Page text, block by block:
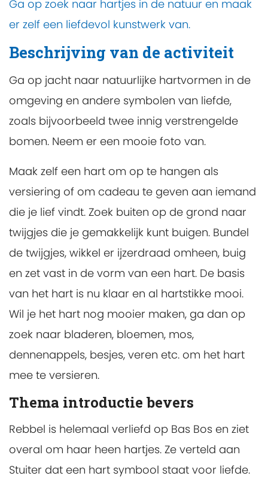
Ga op zoek naar hartjes in de natuur en maak
er zelf een liefdevol kunstwerk van.
Beschrijving van de activiteit
Ga op jacht naar natuurlijke hartvormen in de
omgeving en andere symbolen van liefde,
zoals bijvoorbeeld twee innig verstrengelde
bomen. Neem er een mooie foto van.
Maak zelf een hart om op te hangen als
versiering of om cadeau te geven aan iemand
die je lief vindt. Zoek buiten op de grond naar
twijgjes die je gemakkelijk kunt buigen. Bundel
de twijgjes, wikkel er ijzerdraad omheen, buig
en zet vast in de vorm van een hart. De basis
van het hart is nu klaar en al hartstikke mooi.
Wil je het hart nog mooier maken, ga dan op
zoek naar bladeren, bloemen, mos,
dennenappels, besjes, veren etc. om het hart
mee te versieren.
Thema introductie bevers
Rebbel is helemaal verliefd op Bas Bos en ziet
overal om haar heen hartjes. Ze verteld aan
Stuiter dat een hart symbool staat voor liefde.